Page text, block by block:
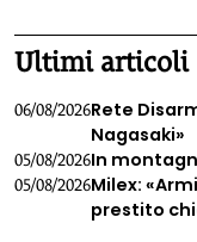
attraverso
Ultimi articoli
06/08/2026Rete
Nagasaki»
05/08/2026In
05/08/2026Milex:
prestito